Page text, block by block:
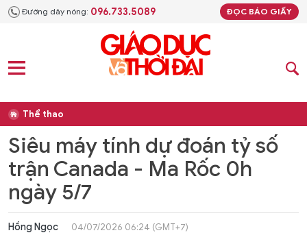
Đường dây nóng: 096.733.5089 ĐỌC BÁO GIẤY
Thể thao
Siêu máy tính dự đoán tỷ số
trận Canada - Ma Rốc 0h
ngày 5/7
Hồng Ngọc 04/07/2026 06:24 (GMT+7)